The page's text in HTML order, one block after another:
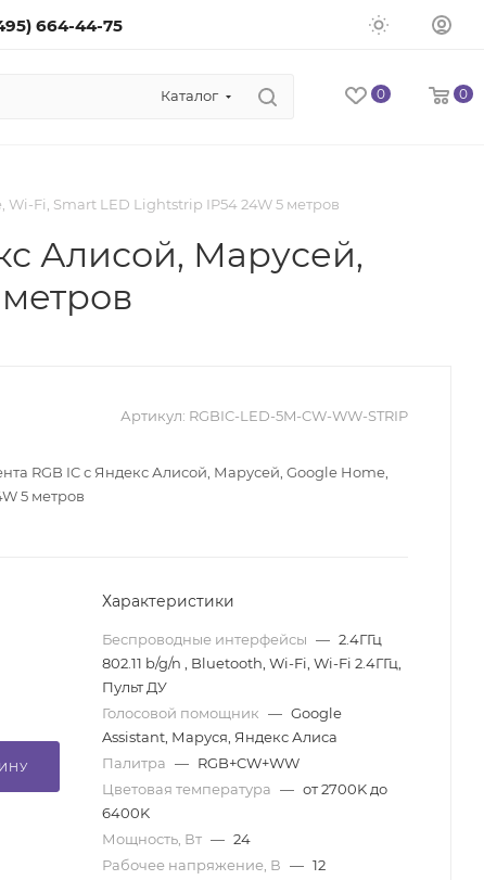
664-44-75
Каталог 0 0
Fi, Smart LED Lightstrip IP54 24W 5 метров
Алисой, Марусей,
Артикул: RGBIC-LED-5M-CW-WW-STRIP
RGB IC с Яндекс Алисой, Марусей, Google Home,
5 метров
Характеристики
Беспроводные интерфейсы — 2.4ГГц
802.11 b/g/n , Bluetooth, Wi-Fi, Wi-Fi 2.4ГГц,
Пульт ДУ
Голосовой помощник — Google
Assistant, Маруся, Яндекс Алиса
Палитра — RGB+CW+WW
Цветовая температура — от 2700K до
6400K
Мощность, Вт — 24
Рабочее напряжение, В — 12